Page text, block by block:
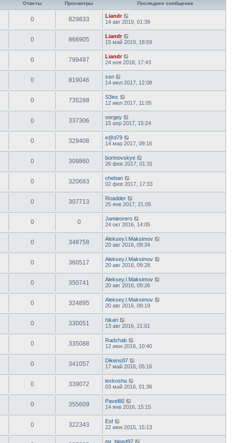
Ответы Просмотры Последнее сообщение
0 829833
Liandr
14 авг 2019, 01:39
0 866905
Liandr
15 май 2019, 18:59
0 799497
Liandr
24 ноя 2018, 17:43
0 819046
ssn
14 июл 2017, 12:08
0 735288
S3inc
12 июл 2017, 11:05
0 337306
sergey
15 апр 2017, 15:24
0 329408
e@d79
14 мар 2017, 09:16
0 309860
bortnovskye
26 фев 2017, 01:31
0 320683
cheban
02 фев 2017, 17:33
0 307713
Roadder
25 янв 2017, 21:05
0 0
Jamieorero
24 окт 2016, 14:05
0 348758
Aleksey.I.Maksimov
20 авг 2016, 09:34
0 360517
Aleksey.I.Maksimov
20 авг 2016, 09:28
0 350741
Aleksey.I.Maksimov
20 авг 2016, 09:26
0 324895
Aleksey.I.Maksimov
20 авг 2016, 09:19
0 330051
hikari
13 авг 2016, 21:01
0 335088
Radzhab
12 июн 2016, 10:40
0 341057
Dikens87
17 май 2016, 05:16
0 339072
lexkosha
03 май 2016, 01:36
0 355609
Pavel80
14 янв 2016, 15:15
0 322343
Eof
22 июн 2015, 15:13
mr_blond97